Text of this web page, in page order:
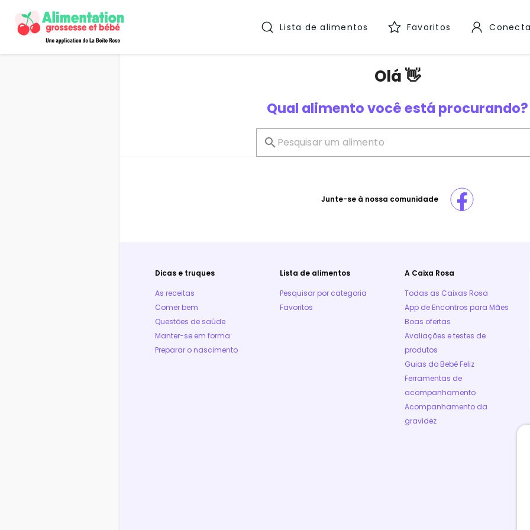
Lista de alimentos Favoritos
Olá 👋
Qual alimento você está procurando?
Junte-se à nossa comunidade
Dicas e truques
As receitas
Comer bem
Questões de saúde
Manter-se em forma
Preparar o nascimento
Lista de alimentos
Pesquisar por categoria
Favoritos
A Caixa Rosa
Todas as Caixas Rosa
App de Encontros para Mães
Boas ofertas
Avaliações e testes de
produtos
Guias do Bebê Feliz
Ferramentas de
acompanhamento
Acompanhamento da
gravidez